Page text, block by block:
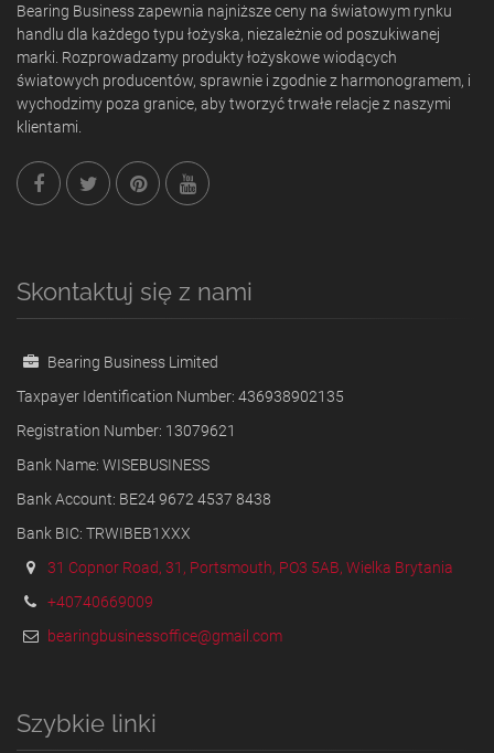
Bearing Business zapewnia najniższe ceny na światowym rynku
handlu dla każdego typu łożyska, niezależnie od poszukiwanej
marki. Rozprowadzamy produkty łożyskowe wiodących
światowych producentów, sprawnie i zgodnie z harmonogramem, i
wychodzimy poza granice, aby tworzyć trwałe relacje z naszymi
klientami.
Skontaktuj się z nami
Bearing Business Limited
Taxpayer Identification Number: 436938902135
Registration Number: 13079621
Bank Name: WISEBUSINESS
Bank Account: BE24 9672 4537 8438
Bank BIC: TRWIBEB1XXX
31 Copnor Road, 31, Portsmouth, PO3 5AB, Wielka Brytania
+40740669009
bearingbusinessoffice@gmail.com
Szybkie linki